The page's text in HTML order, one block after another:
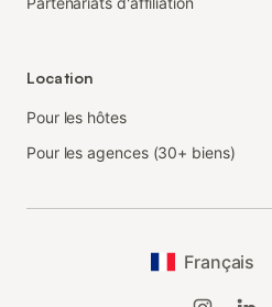
Location
Pour les hôtes
Pour les agences (30+ biens)
Français